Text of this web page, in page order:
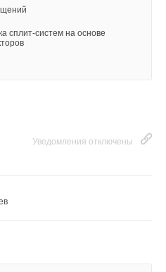
сплит-систем на основе
Уведомления отключены